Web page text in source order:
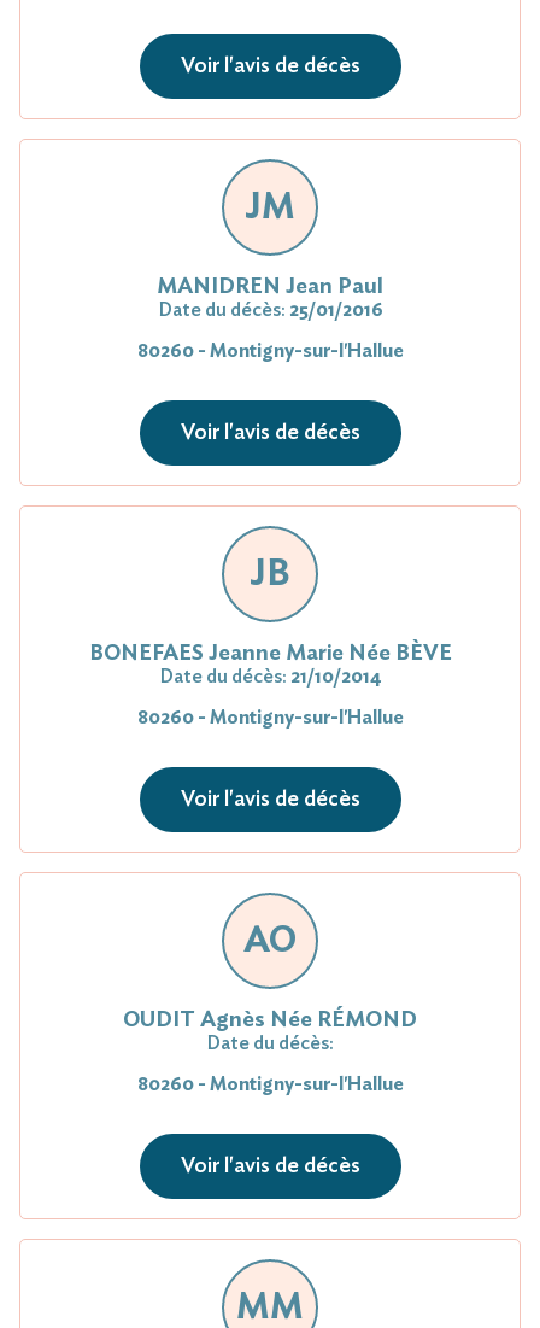
Voir l'avis de décès
JM
MANIDREN Jean Paul
Date du décès: 25/01/2016
80260 - Montigny-sur-l'Hallue
Voir l'avis de décès
JB
BONEFAES Jeanne Marie Née BÈVE
Date du décès: 21/10/2014
80260 - Montigny-sur-l'Hallue
Voir l'avis de décès
AO
OUDIT Agnès Née RÉMOND
Date du décès:
80260 - Montigny-sur-l'Hallue
Voir l'avis de décès
MM